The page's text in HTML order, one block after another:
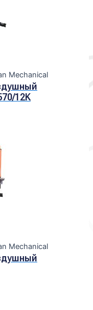
Mechanical
12K
Mechanical